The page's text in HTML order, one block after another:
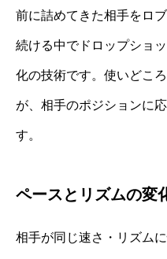
前に詰めてきた相手をロ
続ける中でドロップショ
化の技術です。使いどこ
が、相手のポジションに
す。
ペースとリズムの変
相手が同じ速さ・リズム